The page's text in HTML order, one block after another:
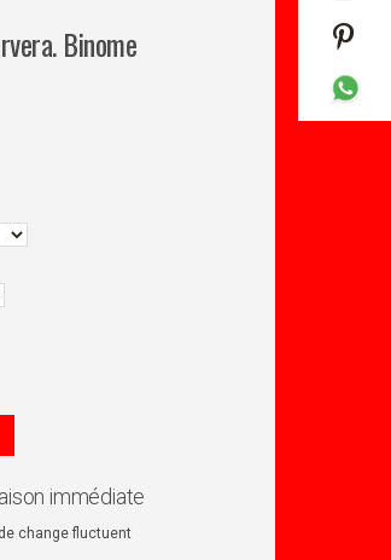
Binome
immédiate
change fluctuent